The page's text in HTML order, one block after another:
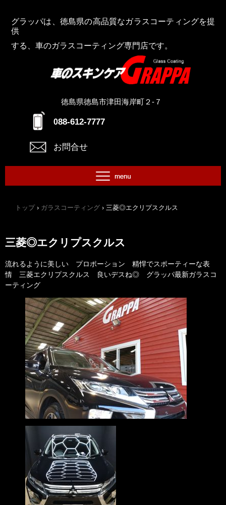
グラッパは、徳島県の高品質なガラスコーティングを提
供
する、車のガラスコーティング専門店です。
徳島県徳島市津田海岸町２-７
088-612-7777
お問合せ
トップ › ガラスコーティング › 三菱◎エクリプスクルス
三菱◎エクリプスクルス
流れるように美しい プロポーション 精悍でスポーティーな表
情 三菱エクリプスクルス 良いデスね◎ グラッパ最新ガラスコ
ーティング